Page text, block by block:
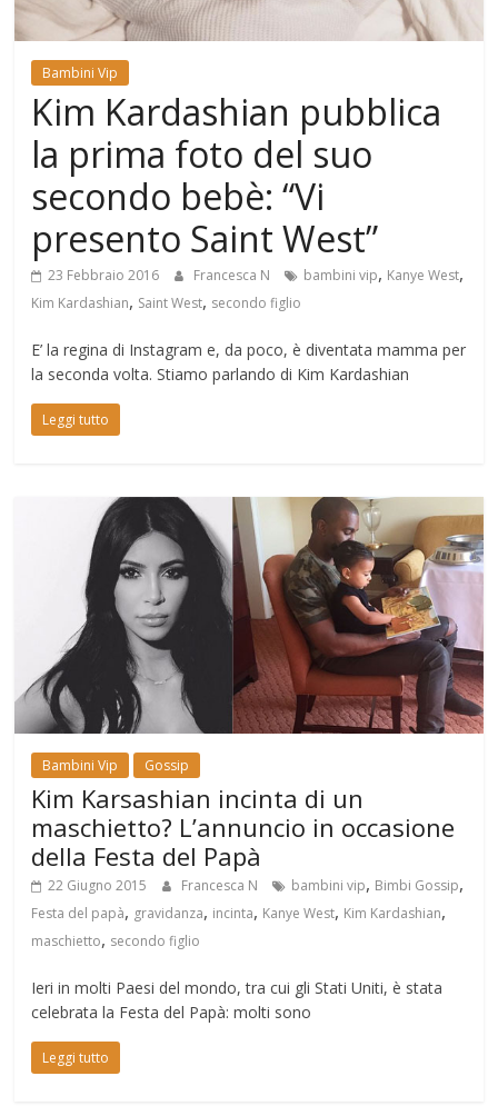
Mondo
Bambini Vip
Kim Kardashian pubblica
la prima foto del suo
secondo bebè: “Vi
presento Saint West”
23 Febbraio 2016 Francesca N bambini vip, Kanye West,
Kim Kardashian, Saint West, secondo figlio
E’ la regina di Instagram e, da poco, è diventata mamma per
la seconda volta. Stiamo parlando di Kim Kardashian
Leggi tutto
Bambini Vip Gossip
Kim Karsashian incinta di un
maschietto? L’annuncio in occasione
della Festa del Papà
22 Giugno 2015 Francesca N bambini vip, Bimbi Gossip,
Festa del papà, gravidanza, incinta, Kanye West, Kim Kardashian,
maschietto, secondo figlio
Ieri in molti Paesi del mondo, tra cui gli Stati Uniti, è stata
celebrata la Festa del Papà: molti sono
Leggi tutto